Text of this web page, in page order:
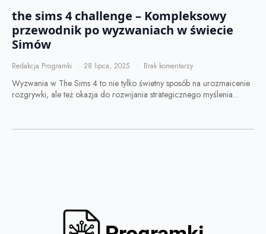
the sims 4 challenge – Kompleksowy
przewodnik po wyzwaniach w świecie
Simów
Redakcja Programki 28 lipca, 2025 Brak komentarzy
Wyzwania w The Sims 4 to nie tylko świetny sposób na urozmaicenie
rozgrywki, ale też okazja do rozwijania strategicznego myślenia…